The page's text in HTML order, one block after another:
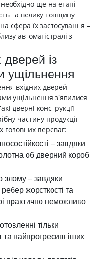
ще на етапі
та велику товщину
сфера їх застосування –
автомагістралі з
дверей із
ущільнення
ущільнення з'явилися
дверні конструкції
частину продукції
головних переваг:
– завдяки
об дверний короб
злому – завдяки
жорсткості та
практично неможливо
тільки
та найпрогресивніших